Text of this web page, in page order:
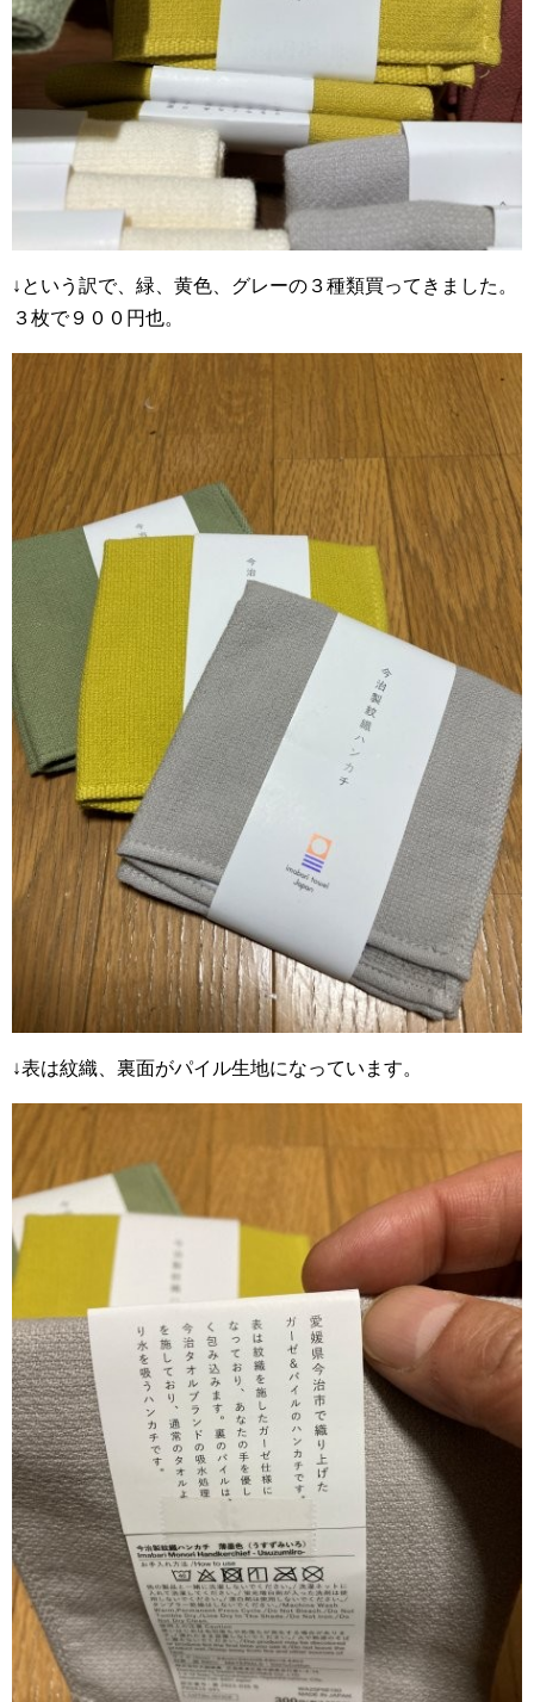
↓という訳で、緑、黄色、グレーの３種類買ってきました。
３枚で９００円也。
↓表は紋織、裏面がパイル生地になっています。